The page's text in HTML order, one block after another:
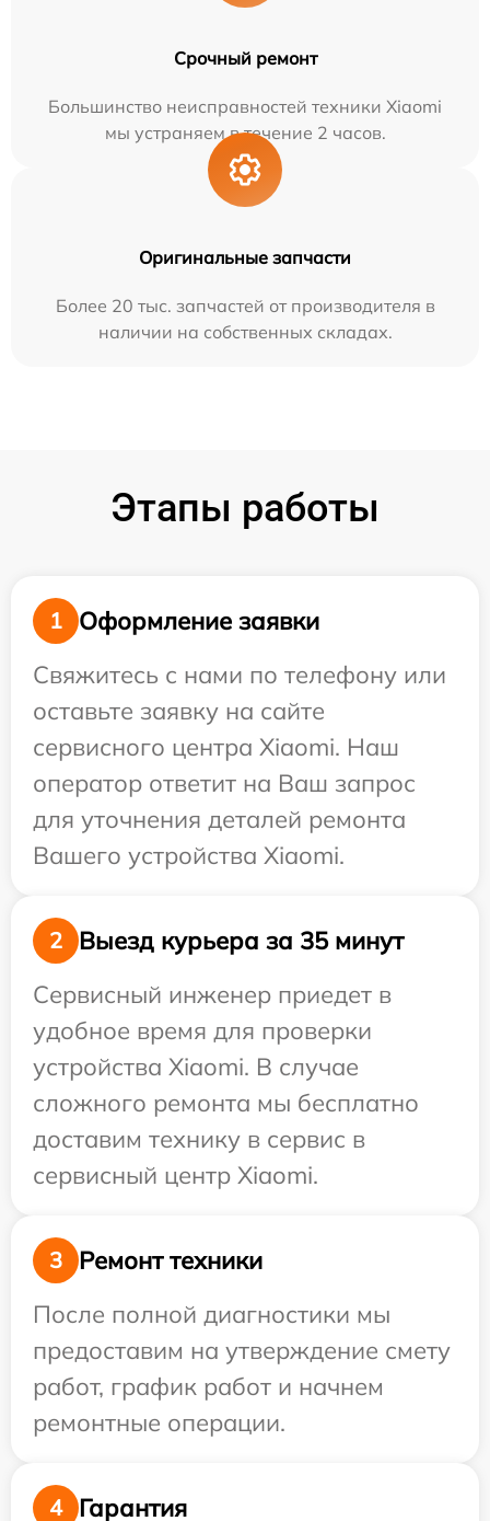
Срочный ремонт
Большинство неисправностей техники Xiaomi
мы устраняем в течение 2 часов.
Оригинальные запчасти
Более 20 тыс. запчастей от производителя в
наличии на собственных складах.
Этапы работы
1
Оформление заявки
Свяжитесь с нами по телефону или
оставьте заявку на сайте
сервисного центра Xiaomi. Наш
оператор ответит на Ваш запрос
для уточнения деталей ремонта
Вашего устройства Xiaomi.
2
Выезд курьера за 35 минут
Сервисный инженер приедет в
удобное время для проверки
устройства Xiaomi. В случае
сложного ремонта мы бесплатно
доставим технику в сервис в
сервисный центр Xiaomi.
3
Ремонт техники
После полной диагностики мы
предоставим на утверждение смету
работ, график работ и начнем
ремонтные операции.
4 Гарантия